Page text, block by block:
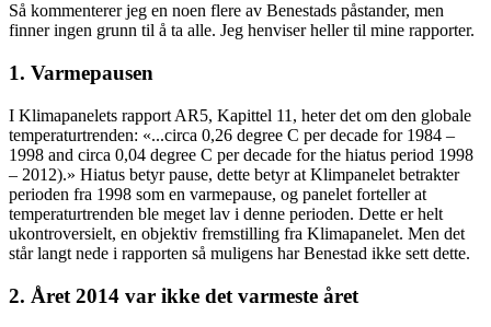
Så kommenterer jeg en noen flere av Benestads påstander, men
finner ingen grunn til å ta alle. Jeg henviser heller til mine rapporter.
1. Varmepausen
I Klimapanelets rapport AR5, Kapittel 11, heter det om den globale
temperaturtrenden: «...circa 0,26 degree C per decade for 1984 –
1998 and circa 0,04 degree C per decade for the hiatus period 1998
– 2012).» Hiatus betyr pause, dette betyr at Klimpanelet betrakter
perioden fra 1998 som en varmepause, og panelet forteller at
temperaturtrenden ble meget lav i denne perioden. Dette er helt
ukontroversielt, en objektiv fremstilling fra Klimapanelet. Men det
står langt nede i rapporten så muligens har Benestad ikke sett dette.
2. Året 2014 var ikke det varmeste året